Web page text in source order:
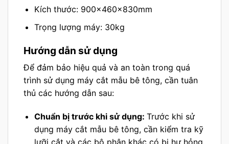
Kích thước: 900×460×830mm
Trọng lượng máy: 30kg
Hướng dẫn sử dụng
Để đảm bảo hiệu quả và an toàn trong quá
trình sử dụng máy cắt mẫu bê tông, cần tuân
thủ các hướng dẫn sau:
Chuẩn bị trước khi sử dụng: Trước khi sử
dụng máy cắt mẫu bê tông, cần kiểm tra kỹ